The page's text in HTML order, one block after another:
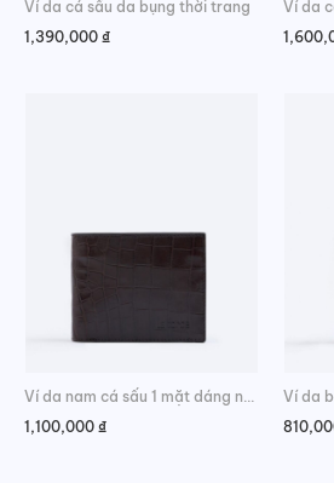
Ví da cá sấu da bụng thời trang
1,390,000 ₫
Ví da nam cá sấu 1 mặt dáng ngang da bụng cao cấp
1,100,000 ₫